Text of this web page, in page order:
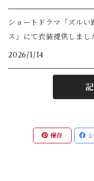
ショートドラマ「ズル
ス」にて衣装提供しまし
2026/1/14
保存